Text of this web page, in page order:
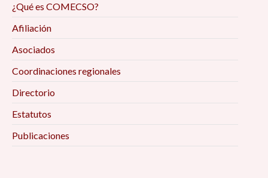
¿Qué es COMECSO?
Afiliación
Asociados
Coordinaciones regionales
Directorio
Estatutos
Publicaciones